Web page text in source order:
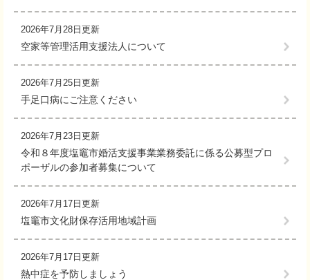
2026年7月28日更新
空家等管理活用支援法人について
2026年7月25日更新
手足口病にご注意ください
2026年7月23日更新
令和８年度塩竈市婚活支援事業業務委託に係る公募型プロ
ポーザルの参加者募集について
2026年7月17日更新
塩竈市文化財保存活用地域計画
2026年7月17日更新
熱中症を予防しましょう